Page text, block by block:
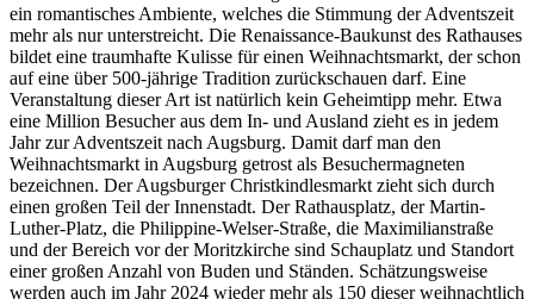
ein romantisches Ambiente, welches die Stimmung der Adventszeit
mehr als nur unterstreicht. Die Renaissance-Baukunst des Rathauses
bildet eine traumhafte Kulisse für einen Weihnachtsmarkt, der schon
auf eine über 500-jährige Tradition zurückschauen darf. Eine
Veranstaltung dieser Art ist natürlich kein Geheimtipp mehr. Etwa
eine Million Besucher aus dem In- und Ausland zieht es in jedem
Jahr zur Adventszeit nach Augsburg. Damit darf man den
Weihnachtsmarkt in Augsburg getrost als Besuchermagneten
bezeichnen. Der Augsburger Christkindlesmarkt zieht sich durch
einen großen Teil der Innenstadt. Der Rathausplatz, der Martin-
Luther-Platz, die Philippine-Welser-Straße, die Maximilianstraße
und der Bereich vor der Moritzkirche sind Schauplatz und Standort
einer großen Anzahl von Buden und Ständen. Schätzungsweise
werden auch im Jahr 2024 wieder mehr als 150 dieser weihnachtlich